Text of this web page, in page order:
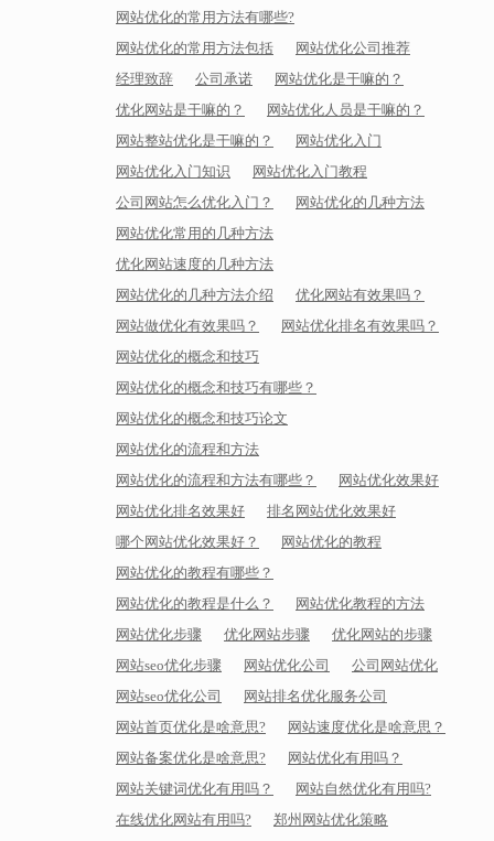
网站优化的常用方法有哪些?
网站优化的常用方法包括
网站优化公司推荐
经理致辞
公司承诺
网站优化是干嘛的？
优化网站是干嘛的？
网站优化人员是干嘛的？
网站整站优化是干嘛的？
网站优化入门
网站优化入门知识
网站优化入门教程
公司网站怎么优化入门？
网站优化的几种方法
网站优化常用的几种方法
优化网站速度的几种方法
网站优化的几种方法介绍
优化网站有效果吗？
网站做优化有效果吗？
网站优化排名有效果吗？
网站优化的概念和技巧
网站优化的概念和技巧有哪些？
网站优化的概念和技巧论文
网站优化的流程和方法
网站优化的流程和方法有哪些？
网站优化效果好
网站优化排名效果好
排名网站优化效果好
哪个网站优化效果好？
网站优化的教程
网站优化的教程有哪些？
网站优化的教程是什么？
网站优化教程的方法
网站优化步骤
优化网站步骤
优化网站的步骤
网站seo优化步骤
网站优化公司
公司网站优化
网站seo优化公司
网站排名优化服务公司
网站首页优化是啥意思?
网站速度优化是啥意思？
网站备案优化是啥意思?
网站优化有用吗？
网站关键词优化有用吗？
网站自然优化有用吗?
在线优化网站有用吗?
郑州网站优化策略